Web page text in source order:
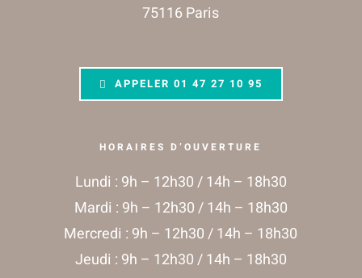
75116 Paris
APPELER01 47 27 10 95
HORAIRES D’OUVERTURE
Lundi : 9h – 12h30 / 14h – 18h30
Mardi : 9h – 12h30 / 14h – 18h30
Mercredi : 9h – 12h30 / 14h – 18h30
Jeudi : 9h – 12h30 / 14h – 18h30